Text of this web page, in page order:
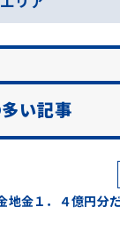
い記事
金１．４億円分